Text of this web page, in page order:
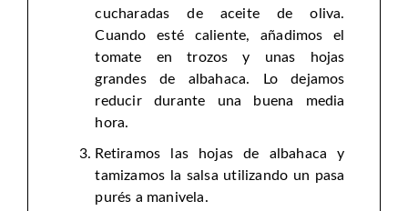
cucharadas de aceite de oliva.
Cuando esté caliente, añadimos el
tomate en trozos y unas hojas
grandes de albahaca. Lo dejamos
reducir durante una buena media
hora.
Retiramos las hojas de albahaca y
tamizamos la salsa utilizando un pasa
purés a manivela.